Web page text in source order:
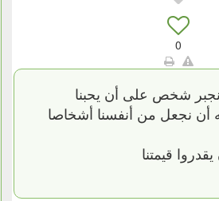
0
شخص على أن يحبنا
أن نجعل من أنفسنا أشخاصا
قيمتنا